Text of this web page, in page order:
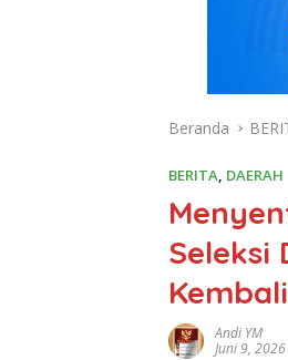
Beranda
BERITA, DAERAH
Seleksi
Andi YM
Juni 9, 2026